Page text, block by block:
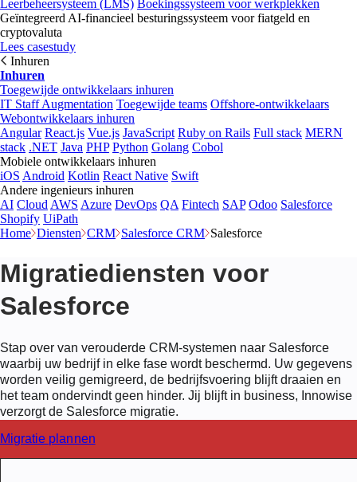
Leerbeheersysteem (LMS) Boekingssysteem voor werkplekken
Geïntegreerd AI-financieel besturingssysteem voor fiatgeld en
cryptovaluta
Lees casestudy
Inhuren
Inhuren
Toegewijde ontwikkelaars inhuren
IT Staff Augmentation Toegewijde teams Offshore-ontwikkelaars
Webontwikkelaars inhuren
Angular React.js Vue.js JavaScript Ruby on Rails Full stack MERN
stack .NET Java PHP Python Golang Cobol
Mobiele ontwikkelaars inhuren
iOS Android Kotlin React Native Swift
Andere ingenieurs inhuren
AI Cloud AWS Azure DevOps QA Fintech SAP Odoo Salesforce
Shopify UiPath
Home Diensten CRM Salesforce CRM Salesforce
Migratiediensten voor
Salesforce
Stap over van verouderde CRM-systemen naar Salesforce
waarbij uw bedrijf in elke fase wordt beschermd. Uw gegevens
worden veilig gemigreerd, de bedrijfsvoering blijft draaien en
het team ondervindt geen hinder. Jij blijft in business, Innowise
verzorgt de Salesforce migratie.
Migratie plannen